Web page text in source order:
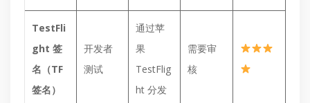
TestFli
ght 签
名（TF
签名）
开发者
测试
通过苹
果
TestFlig
ht 分发
需要审
核